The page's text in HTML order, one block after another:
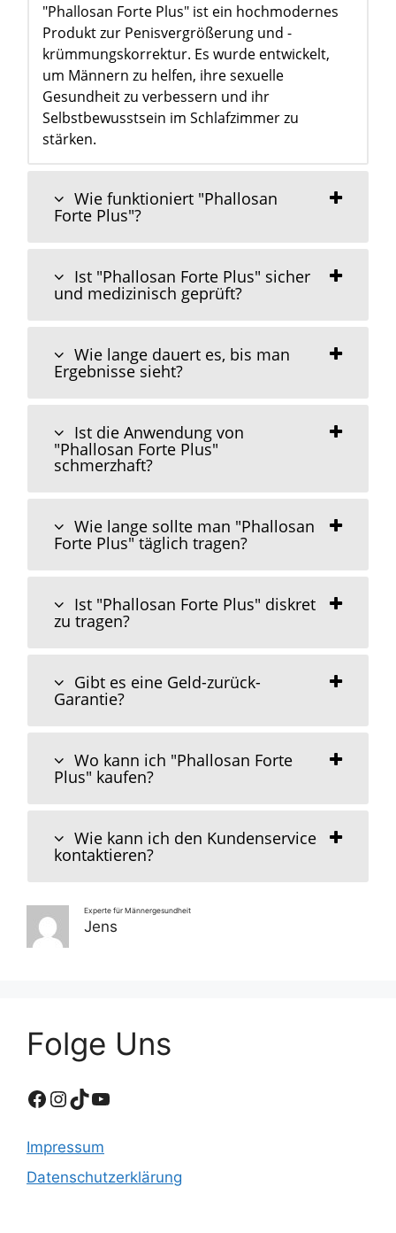
"Phallosan Forte Plus" ist ein hochmodernes
Produkt zur Penisvergrößerung und -
krümmungskorrektur. Es wurde entwickelt,
um Männern zu helfen, ihre sexuelle
Gesundheit zu verbessern und ihr
Selbstbewusstsein im Schlafzimmer zu
stärken.
Wie funktioniert "Phallosan
Forte Plus"?
Ist "Phallosan Forte Plus" sicher
und medizinisch geprüft?
Wie lange dauert es, bis man
Ergebnisse sieht?
Ist die Anwendung von
"Phallosan Forte Plus"
schmerzhaft?
Wie lange sollte man "Phallosan
Forte Plus" täglich tragen?
Ist "Phallosan Forte Plus" diskret
zu tragen?
Gibt es eine Geld-zurück-
Garantie?
Wo kann ich "Phallosan Forte
Plus" kaufen?
Wie kann ich den Kundenservice
kontaktieren?
Experte für Männergesundheit
Jens
Folge Uns
Facebook
Instagram
TikTok
YouTube
Impressum
Datenschutzerklärung